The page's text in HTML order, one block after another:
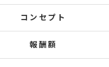
コンセプト
報酬額